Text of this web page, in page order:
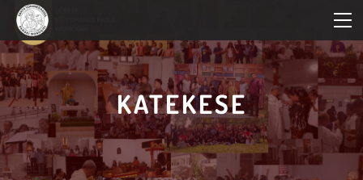
KATEKESE
PROFIL PAROKI
KATEKESE
PELAYANAN
BERITA PAROKI